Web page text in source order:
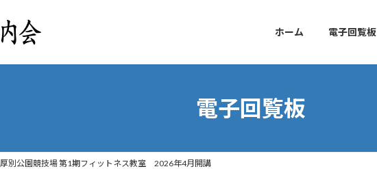
ホーム 電子回覧板
電子回覧板
厚別公園競技場 第1期フィットネス教室 2026年4月開講